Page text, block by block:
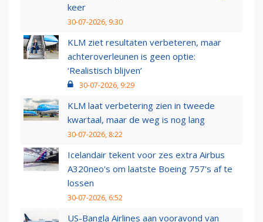
keer
30-07-2026, 9:30
KLM ziet resultaten verbeteren, maar
achteroverleunen is geen optie:
‘Realistisch blijven’
30-07-2026, 9:29
KLM laat verbetering zien in tweede
kwartaal, maar de weg is nog lang
30-07-2026, 8:22
Icelandair tekent voor zes extra Airbus
A320neo's om laatste Boeing 757's af te
lossen
30-07-2026, 6:52
US-Bangla Airlines aan vooravond van